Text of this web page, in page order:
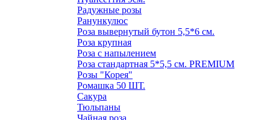
Радужные розы
Ранункулюс
Роза вывернутый бутон 5,5*6 см.
Роза крупная
Роза с напылением
Роза стандартная 5*5,5 см. PREMIUM
Розы "Корея"
Ромашка 50 ШТ.
Сакура
Тюльпаны
Чайная роза